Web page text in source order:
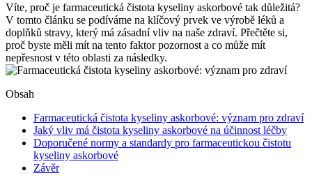
Víte, proč je farmaceutická čistota kyseliny askorbové tak důležitá?
V tomto článku se podíváme na klíčový prvek ve výrobě léků a
doplňků stravy, který má zásadní vliv na naše zdraví. Přečtěte si,
proč byste měli mít na tento faktor pozornost a co může mít
nepřesnost v této oblasti za následky.
Obsah
Farmaceutická čistota kyseliny askorbové: význam pro zdraví
Jaký vliv má čistota kyseliny askorbové na účinnost léčby
Doporučené normy a standardy pro farmaceutickou čistotu
kyseliny askorbové
Závěr